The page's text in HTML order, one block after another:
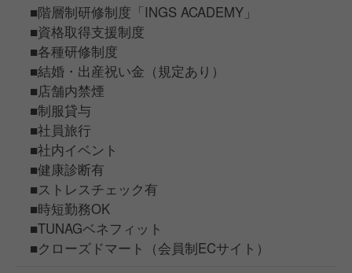
■階層制研修制度「INGS ACADEMY」
■資格取得支援制度
■各種研修制度
■結婚・出産祝い金（規定あり）
■店舗内禁煙
■制服貸与
■社員旅行
■社内イベント
■健康診断有
■ストレスチェック有
■時短勤務OK
■TUNAGベネフィット
■クローズドマート（会員制ECサイト）